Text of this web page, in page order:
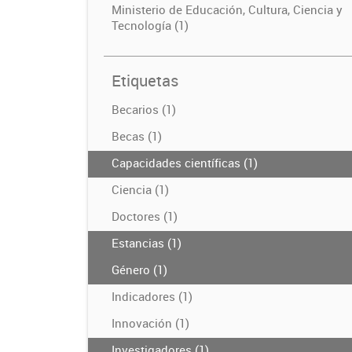
Ministerio de Educación, Cultura, Ciencia y
Tecnología (1)
Etiquetas
Becarios (1)
Becas (1)
Capacidades científicas (1)
Ciencia (1)
Doctores (1)
Estancias (1)
Género (1)
Indicadores (1)
Innovación (1)